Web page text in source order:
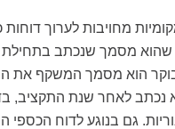
מחויבות לערוך
שהוא מסמך שנכתב בתחילת
הוא מסמך המשקף את
נכתב לאחר שנת התקציב,
גם בנוגע לדוח הכספי